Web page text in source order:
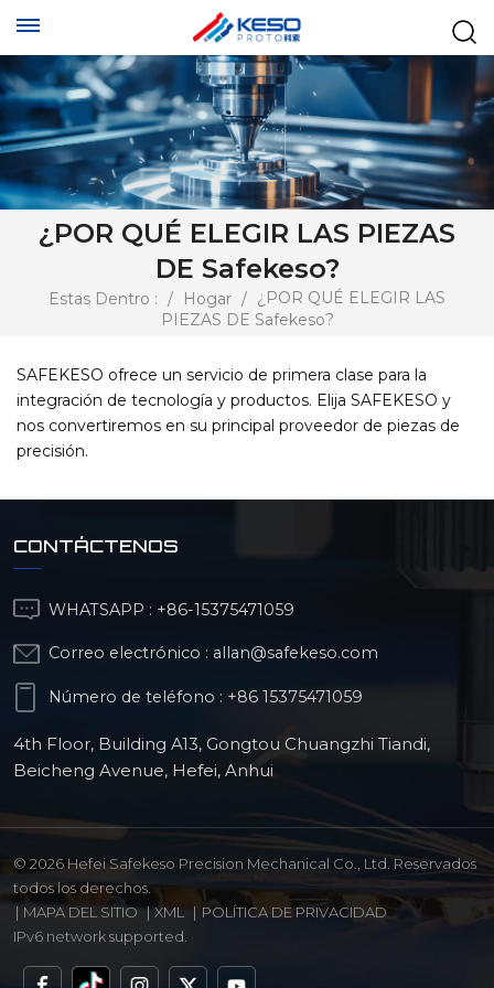
¿POR QUÉ ELEGIR LAS PIEZAS
DE Safekeso?
Estas Dentro : / Hogar / ¿POR QUÉ ELEGIR LAS
PIEZAS DE Safekeso?
SAFEKESO ofrece un servicio de primera clase para la
integración de tecnología y productos. Elija SAFEKESO y
nos convertiremos en su principal proveedor de piezas de
precisión.
CONTÁCTENOS
WHATSAPP : +86-15375471059
Correo electrónico : allan@safekeso.com
Número de teléfono : +86 15375471059
4th Floor, Building A13, Gongtou Chuangzhi Tiandi,
Beicheng Avenue, Hefei, Anhui
© 2026 Hefei Safekeso Precision Mechanical Co., Ltd. Reservados
todos los derechos.
| MAPA DEL SITIO | XML | POLÍTICA DE PRIVACIDAD
IPv6 network supported.